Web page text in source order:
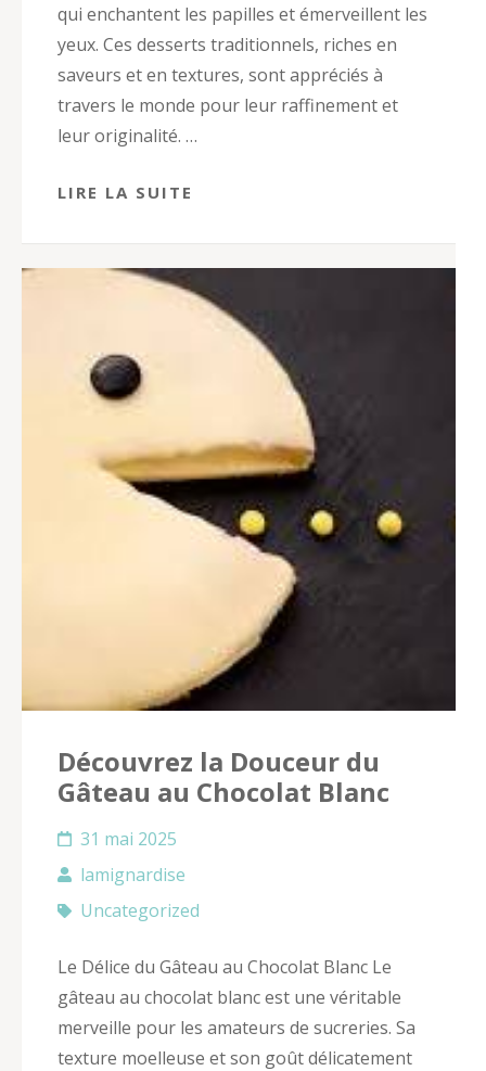
qui enchantent les papilles et émerveillent les
yeux. Ces desserts traditionnels, riches en
saveurs et en textures, sont appréciés à
travers le monde pour leur raffinement et
leur originalité. …
LIRE LA SUITE
Découvrez la Douceur du
Gâteau au Chocolat Blanc
31 mai 2025
lamignardise
Uncategorized
Le Délice du Gâteau au Chocolat Blanc Le
gâteau au chocolat blanc est une véritable
merveille pour les amateurs de sucreries. Sa
texture moelleuse et son goût délicatement